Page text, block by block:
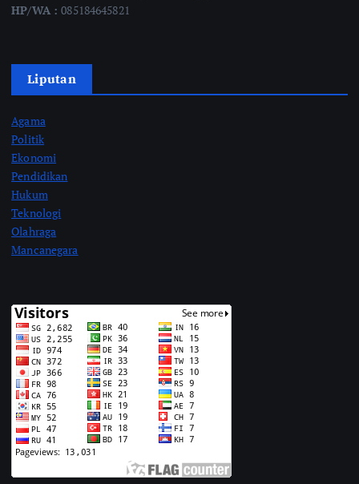
HP/WA :085184645821
Liputan
Agama
Politik
Ekonomi
Pendidikan
Hukum
Teknologi
Olahraga
Mancanegara